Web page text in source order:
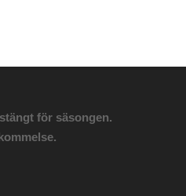
för säsongen.